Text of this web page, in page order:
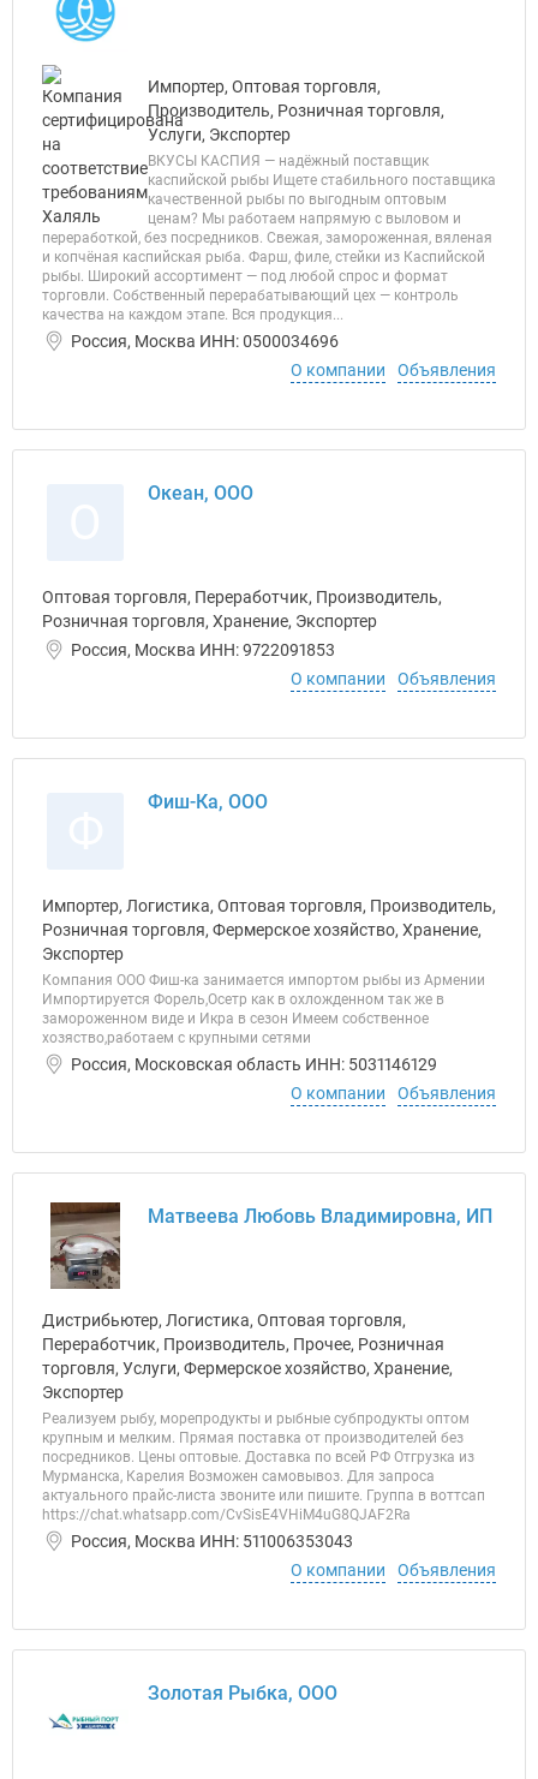
Импортер, Оптовая торговля,
Производитель, Розничная торговля,
Услуги, Экспортер
ВКУСЫ КАСПИЯ — надёжный поставщик
каспийской рыбы Ищете стабильного поставщика
качественной рыбы по выгодным оптовым
ценам? Мы работаем напрямую с выловом и
переработкой, без посредников. Свежая, замороженная, вяленая
и копчёная каспийская рыба. Фарш, филе, стейки из Каспийской
рыбы. Широкий ассортимент — под любой спрос и формат
торговли. Собственный перерабатывающий цех — контроль
качества на каждом этапе. Вся продукция...
Россия, Москва ИНН: 0500034696
О компании
Объявления
Океан, ООО
Оптовая торговля, Переработчик, Производитель,
Розничная торговля, Хранение, Экспортер
Россия, Москва ИНН: 9722091853
О компании
Объявления
Фиш-Ка, ООО
Импортер, Логистика, Оптовая торговля, Производитель,
Розничная торговля, Фермерское хозяйство, Хранение,
Экспортер
Компания ООО Фиш-ка занимается импортом рыбы из Армении
Импортируется Форель,Осетр как в охложденном так же в
замороженном виде и Икра в сезон Имеем собственное
хозяство,работаем с крупными сетями
Россия, Московская область ИНН: 5031146129
О компании
Объявления
Матвеева Любовь Владимировна, ИП
Дистрибьютер, Логистика, Оптовая торговля,
Переработчик, Производитель, Прочее, Розничная
торговля, Услуги, Фермерское хозяйство, Хранение,
Экспортер
Реализуем рыбу, морепродукты и рыбные субпродукты оптом
крупным и мелким. Прямая поставка от производителей без
посредников. Цены оптовые. Доставка по всей РФ Отгрузка из
Мурманска, Карелия Возможен самовывоз. Для запроса
актуального прайс-листа звоните или пишите. Группа в воттсап
https://chat.whatsapp.com/CvSisE4VHiM4uG8QJAF2Ra
Россия, Москва ИНН: 511006353043
О компании
Объявления
Золотая Рыбка, ООО